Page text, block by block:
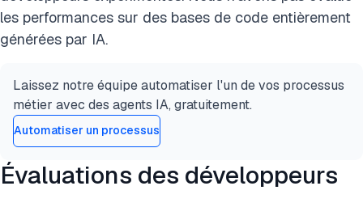
les performances sur des bases de code entièrement
générées par IA.
Laissez notre équipe automatiser l'un de vos processus
métier avec des agents IA, gratuitement.
Automatiser un processus
Évaluations des développeurs